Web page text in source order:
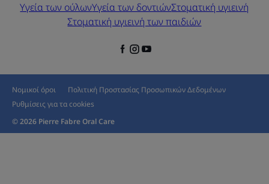
Υγεία των ούλωνΥγεία των δοντιώνΣτοματική υγιεινή
Στοματική υγιεινή των παιδιών
Νομικοί όροι
Πολιτική Προστασίας Προσωπικών Δεδομένων
Ρυθμίσεις για τα cookies
© 2026 Pierre Fabre Oral Care